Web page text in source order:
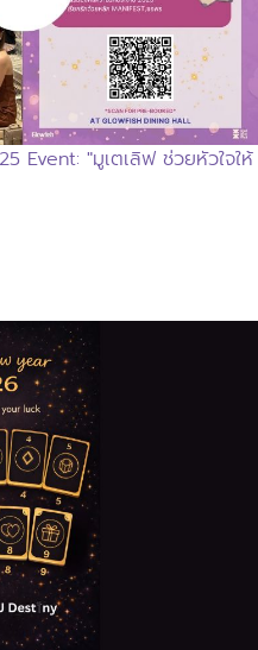
Event: "มูเตเลิฟ ช่วยหัวใจให้